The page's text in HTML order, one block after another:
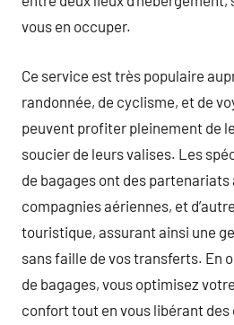
vous en occuper.
Ce service est très populaire
randonnée, de cyclisme, et de
peuvent profiter pleinement de
soucier de leurs valises. Les
de bagages ont des partenariats
compagnies aériennes, et
touristique, assurant ainsi une
sans faille de vos transferts. En
de bagages, vous optimisez
confort tout en vous libérant